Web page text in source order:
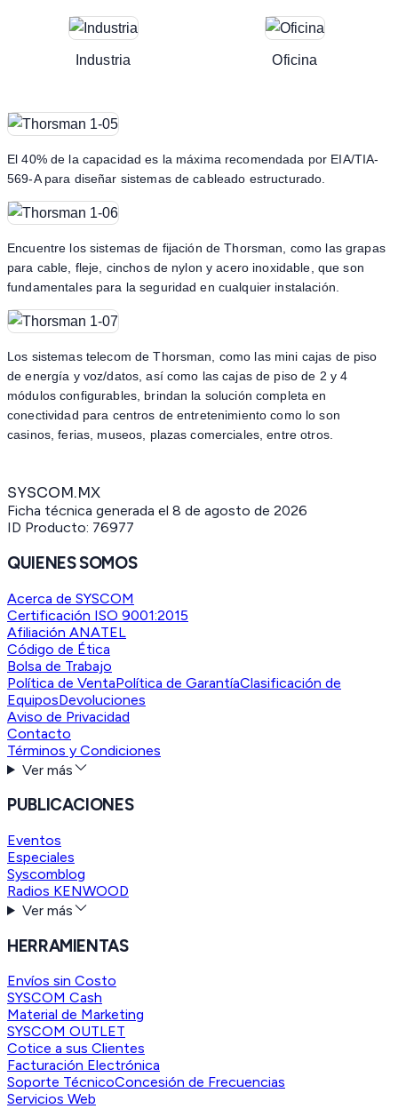
Industria Oficina
El 40% de la capacidad es la máxima recomendada por EIA/TIA-
569-A para diseñar sistemas de cableado estructurado.
Encuentre los sistemas de fijación de Thorsman, como las grapas
para cable, fleje, cinchos de nylon y acero inoxidable, que son
fundamentales para la seguridad en cualquier instalación.
Los sistemas telecom de Thorsman, como las mini cajas de piso
de energía y voz/datos, así como las cajas de piso de 2 y 4
módulos configurables, brindan la solución completa en
conectividad para centros de entretenimiento como lo son
casinos, ferias, museos, plazas comerciales, entre otros.
SYSCOM.MX
Ficha técnica generada el 8 de agosto de 2026
ID Producto: 76977
QUIENES SOMOS
Acerca de SYSCOM
Certificación ISO 9001:2015
Afiliación ANATEL
Código de Ética
Bolsa de Trabajo
Política de VentaPolítica de GarantíaClasificación de
EquiposDevoluciones
Aviso de Privacidad
Contacto
Términos y Condiciones
Ver más
PUBLICACIONES
Eventos
Especiales
Syscomblog
Radios KENWOOD
Ver más
HERRAMIENTAS
Envíos sin Costo
SYSCOM Cash
Material de Marketing
SYSCOM OUTLET
Cotice a sus Clientes
Facturación Electrónica
Soporte TécnicoConcesión de Frecuencias
Servicios Web